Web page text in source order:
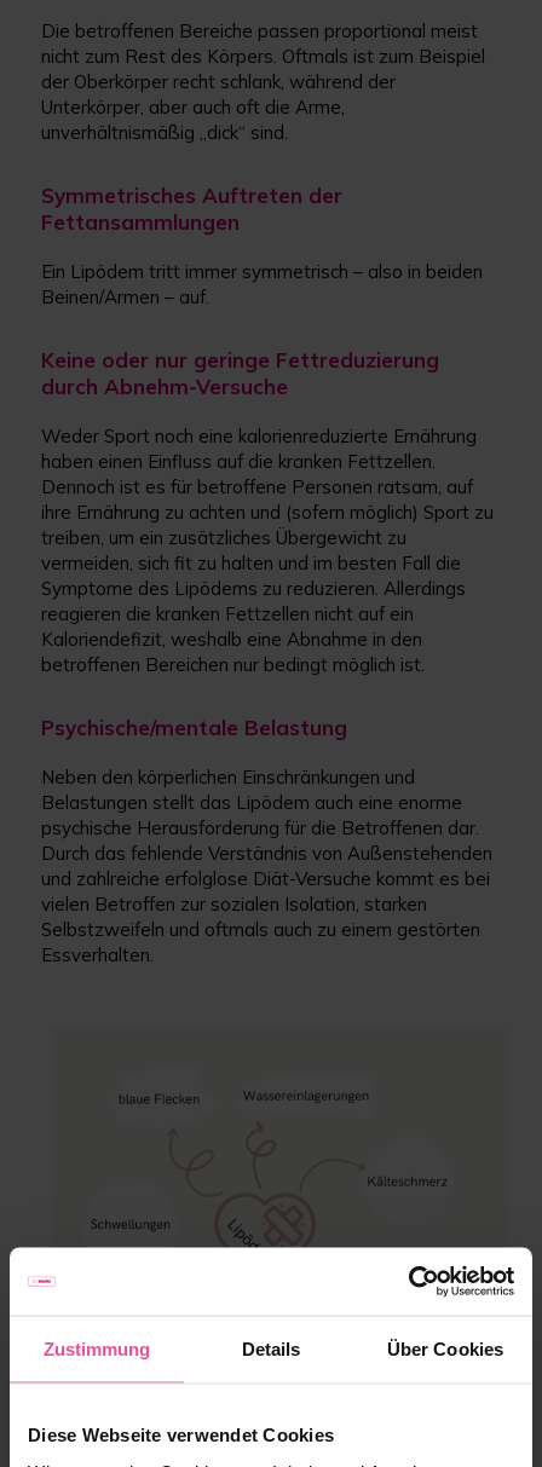
Zustimmung Details Über Cookies
Diese Webseite verwendet Cookies
Die betroffenen Bereiche passen proportional meist
nicht zum Rest des Körpers. Oftmals ist zum Beispiel
der Oberkörper recht schlank, während der
Unterkörper, aber auch oft die Arme,
unverhältnismäßig „dick“ sind.
Symmetrisches Auftreten der
Fettansammlungen
Ein Lipödem tritt immer symmetrisch – also in beiden
Beinen/Armen – auf.
Keine oder nur geringe Fettreduzierung
durch Abnehm-Versuche
Weder Sport noch eine kalorienreduzierte Ernährung
haben einen Einfluss auf die kranken Fettzellen.
Dennoch ist es für betroffene Personen ratsam, auf
ihre Ernährung zu achten und (sofern möglich) Sport zu
treiben, um ein zusätzliches Übergewicht zu
vermeiden, sich fit zu halten und im besten Fall die
Symptome des Lipödems zu reduzieren. Allerdings
reagieren die kranken Fettzellen nicht auf ein
Kaloriendefizit, weshalb eine Abnahme in den
betroffenen Bereichen nur bedingt möglich ist.
Psychische/mentale Belastung
Neben den körperlichen Einschränkungen und
Belastungen stellt das Lipödem auch eine enorme
psychische Herausforderung für die Betroffenen dar.
Durch das fehlende Verständnis von Außenstehenden
und zahlreiche erfolglose Diät-Versuche kommt es bei
vielen Betroffen zur sozialen Isolation, starken
Selbstzweifeln und oftmals auch zu einem gestörten
Essverhalten.